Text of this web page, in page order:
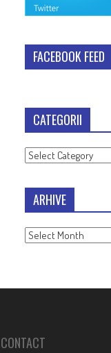
FACEBOOK FEED
CATEGORII
Categorii
ARHIVE
Arhive
CONTACT